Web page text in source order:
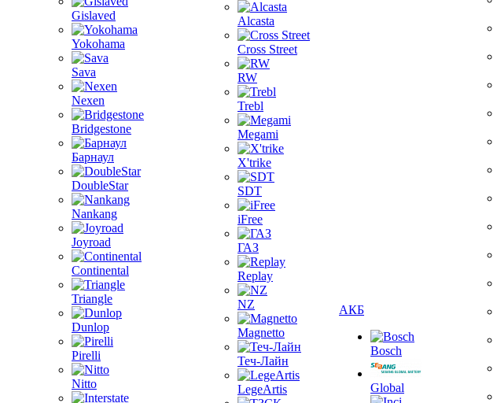
Gislaved
Yokohama
Sava
Nexen
Bridgestone
Барнаул
DoubleStar
Nankang
Joyroad
Continental
Triangle
Dunlop
Pirelli
Nitto
Alcasta
Cross Street
RW
Trebl
Megami
X'trike
SDT
iFree
ГАЗ
Replay
NZ
Magnetto
Теч-Лайн
LegeArtis
АКБ
Bosch
Global